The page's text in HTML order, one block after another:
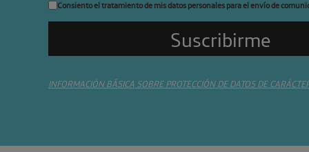
Consiento el tratamiento de mis datos personales para el envío de
INFORMACIÓN BÁSICA SOBRE PROTECCIÓN DE DATOS DE